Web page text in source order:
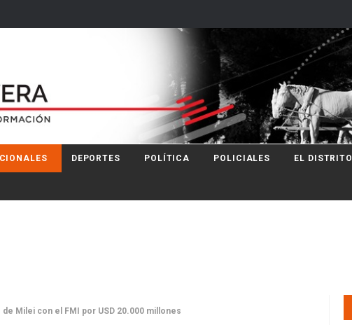
DEPORTES POLÍTICA POLICIALES EL DISTRITO
Milei con el FMI por USD 20.000 millones